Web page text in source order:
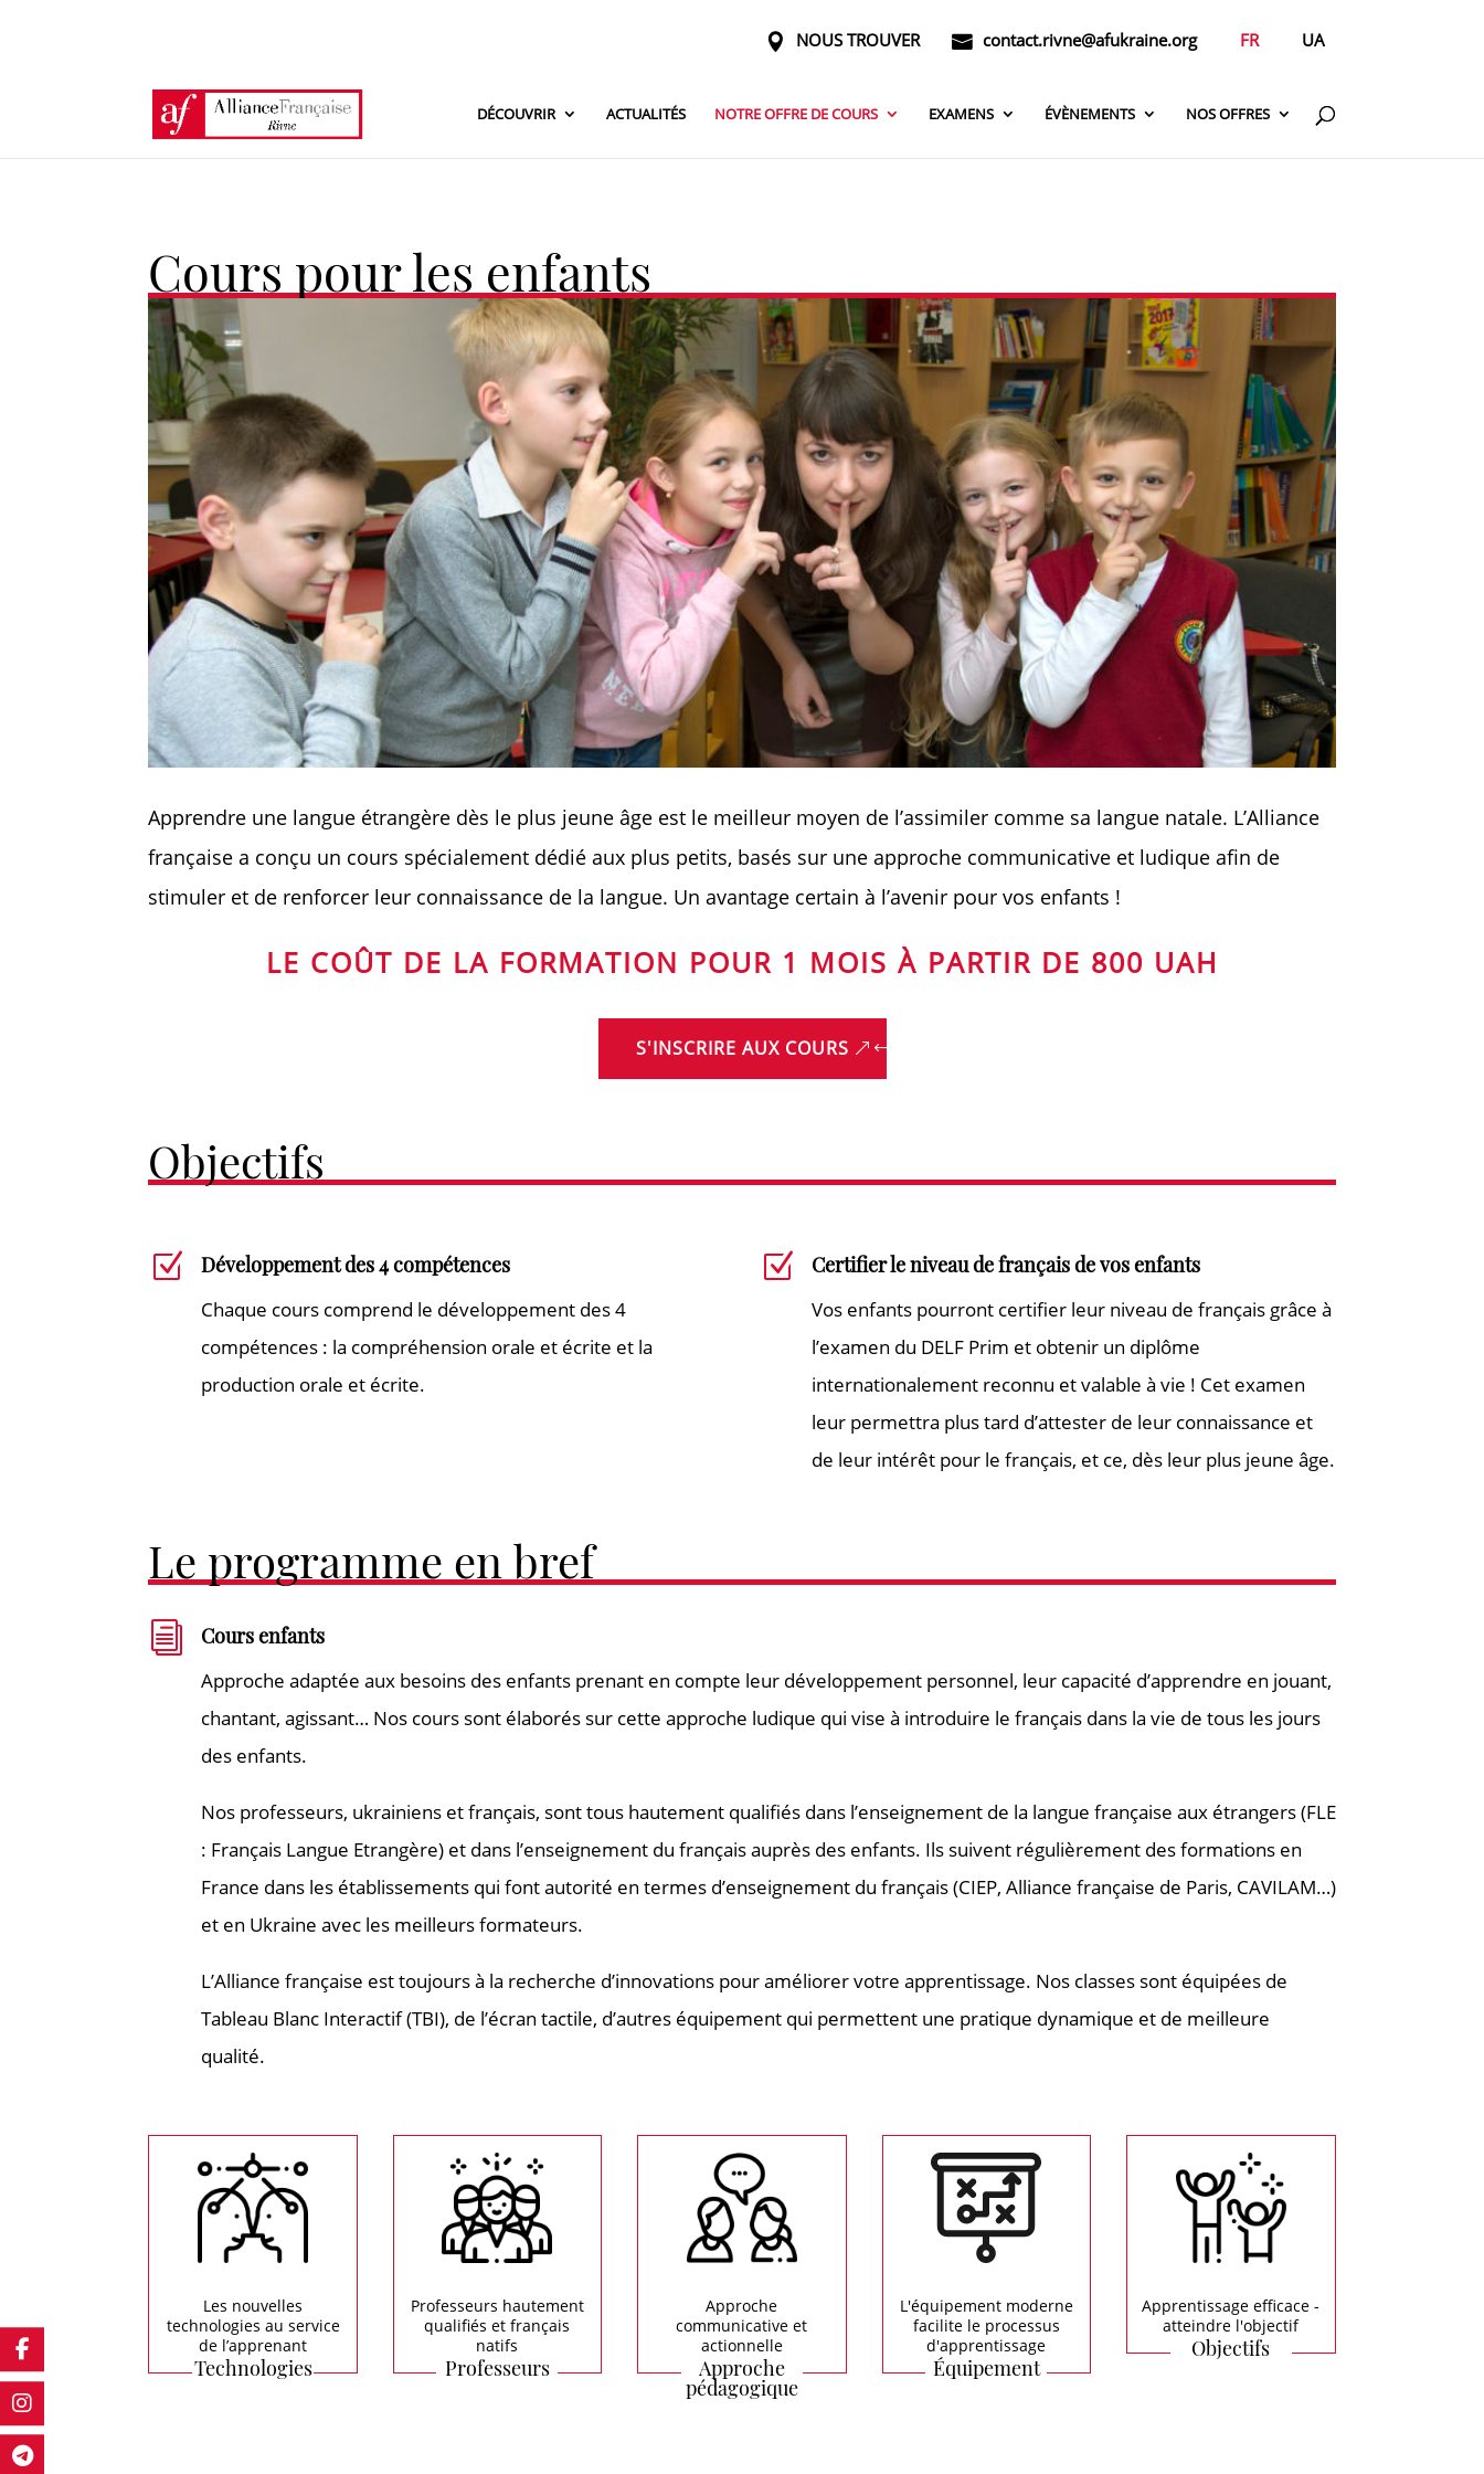
NOUS TROUVER contact.rivne@afukraine.org FR UA
DÉCOUVRIR ACTUALITÉS NOTRE OFFRE DE COURS EXAMENS ÉVÈNEMENTS NOS OFFRES
Cours pour les enfants
Apprendre une langue étrangère dès le plus jeune âge est le meilleur moyen de l’assimiler comme sa langue natale. L’Alliance
française a conçu un cours spécialement dédié aux plus petits, basés sur une approche communicative et ludique afin de
stimuler et de renforcer leur connaissance de la langue. Un avantage certain à l’avenir pour vos enfants !
LE COÛT DE LA FORMATION POUR 1 MOIS À PARTIR DE 800 UAH
S'INSCRIRE AUX COURS
Objectifs
Z Développement des 4 compétences
Chaque cours comprend le développement des 4
compétences : la compréhension orale et écrite et la
production orale et écrite.
Z Certifier le niveau de français de vos enfants
Vos enfants pourront certifier leur niveau de français grâce à
l’examen du DELF Prim et obtenir un diplôme
internationalement reconnu et valable à vie ! Cet examen
leur permettra plus tard d’attester de leur connaissance et
de leur intérêt pour le français, et ce, dès leur plus jeune âge.
Le programme en bref
i Cours enfants
Approche adaptée aux besoins des enfants prenant en compte leur développement personnel, leur capacité d’apprendre en jouant,
chantant, agissant… Nos cours sont élaborés sur cette approche ludique qui vise à introduire le français dans la vie de tous les jours
des enfants.
Nos professeurs, ukrainiens et français, sont tous hautement qualifiés dans l’enseignement de la langue française aux étrangers (FLE
: Français Langue Etrangère) et dans l’enseignement du français auprès des enfants. Ils suivent régulièrement des formations en
France dans les établissements qui font autorité en termes d’enseignement du français (CIEP, Alliance française de Paris, CAVILAM…)
et en Ukraine avec les meilleurs formateurs.
L’Alliance française est toujours à la recherche d’innovations pour améliorer votre apprentissage. Nos classes sont équipées de
Tableau Blanc Interactif (TBI), de l’écran tactile, d’autres équipement qui permettent une pratique dynamique et de meilleure
qualité.
Les nouvelles
technologies au service
de l’apprenant
Technologies
Professeurs hautement
qualifiés et français
natifs
Professeurs
Approche
communicative et
actionnelle
Approche
pédagogique
L'équipement moderne
facilite le processus
d'apprentissage
Équipement
Apprentissage efficace -
atteindre l'objectif
Objectifs